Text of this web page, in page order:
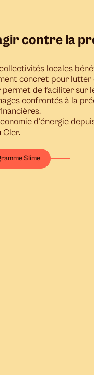
contre la
locales
concret pour
de faciliter sur
confrontés à la
d’énergie
Cler.
Slime